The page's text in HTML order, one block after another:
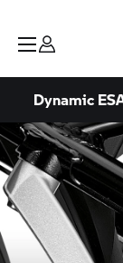
Dynamic